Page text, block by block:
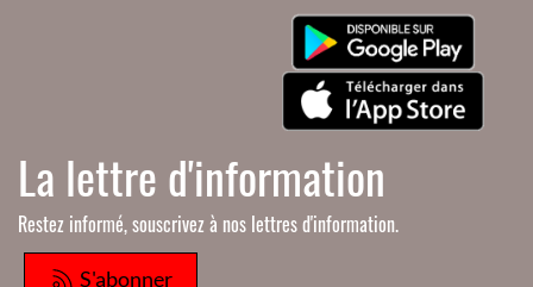
La lettre d'information
Restez informé, souscrivez à nos lettres d'information.
S'abonner